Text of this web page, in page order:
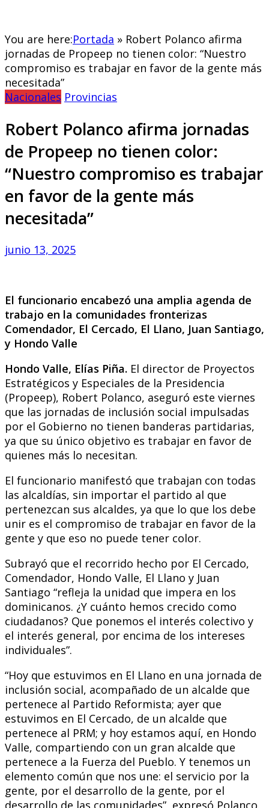
You are here:Portada » Robert Polanco afirma
jornadas de Propeep no tienen color: “Nuestro
compromiso es trabajar en favor de la gente más
necesitada”
Nacionales Provincias
Robert Polanco afirma jornadas
de Propeep no tienen color:
“Nuestro compromiso es trabajar
en favor de la gente más
necesitada”
junio 13, 2025
El funcionario encabezó una amplia agenda de
trabajo en la comunidades fronterizas
Comendador, El Cercado, El Llano, Juan Santiago,
y Hondo Valle
Hondo Valle, Elías Piña. El director de Proyectos
Estratégicos y Especiales de la Presidencia
(Propeep), Robert Polanco, aseguró este viernes
que las jornadas de inclusión social impulsadas
por el Gobierno no tienen banderas partidarias,
ya que su único objetivo es trabajar en favor de
quienes más lo necesitan.
El funcionario manifestó que trabajan con todas
las alcaldías, sin importar el partido al que
pertenezcan sus alcaldes, ya que lo que los debe
unir es el compromiso de trabajar en favor de la
gente y que eso no puede tener color.
Subrayó que el recorrido hecho por El Cercado,
Comendador, Hondo Valle, El Llano y Juan
Santiago “refleja la unidad que impera en los
dominicanos. ¿Y cuánto hemos crecido como
ciudadanos? Que ponemos el interés colectivo y
el interés general, por encima de los intereses
individuales”.
“Hoy que estuvimos en El Llano en una jornada de
inclusión social, acompañado de un alcalde que
pertenece al Partido Reformista; ayer que
estuvimos en El Cercado, de un alcalde que
pertenece al PRM; y hoy estamos aquí, en Hondo
Valle, compartiendo con un gran alcalde que
pertenece a la Fuerza del Pueblo. Y tenemos un
elemento común que nos une: el servicio por la
gente, por el desarrollo de la gente, por el
desarrollo de las comunidades”, expresó Polanco.